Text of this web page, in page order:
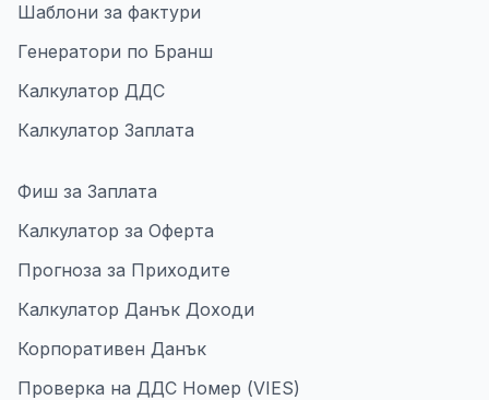
Шаблони за фактури
Генератори по Бранш
Калкулатор ДДС
Калкулатор Заплата
Фиш за Заплата
Калкулатор за Оферта
Прогноза за Приходите
Калкулатор Данък Доходи
Корпоративен Данък
Проверка на ДДС Номер (VIES)